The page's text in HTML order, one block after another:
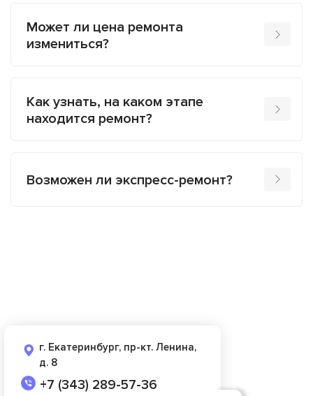
Может ли цена ремонта
измениться?
Как узнать, на каком этапе
находится ремонт?
Возможен ли экспресс-ремонт?
г. Екатеринбург, пр-кт. Ленина,
д. 8
+7 (343) 289-57-36